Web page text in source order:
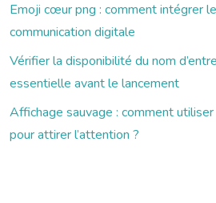
Emoji cœur png : comment intégrer
communication digitale
Vérifier la disponibilité du nom
essentielle avant le lancement
Affichage sauvage : comment utiliser
pour attirer l’attention ?